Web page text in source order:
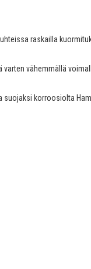
raskailla
vähemmällä
korroosiolta